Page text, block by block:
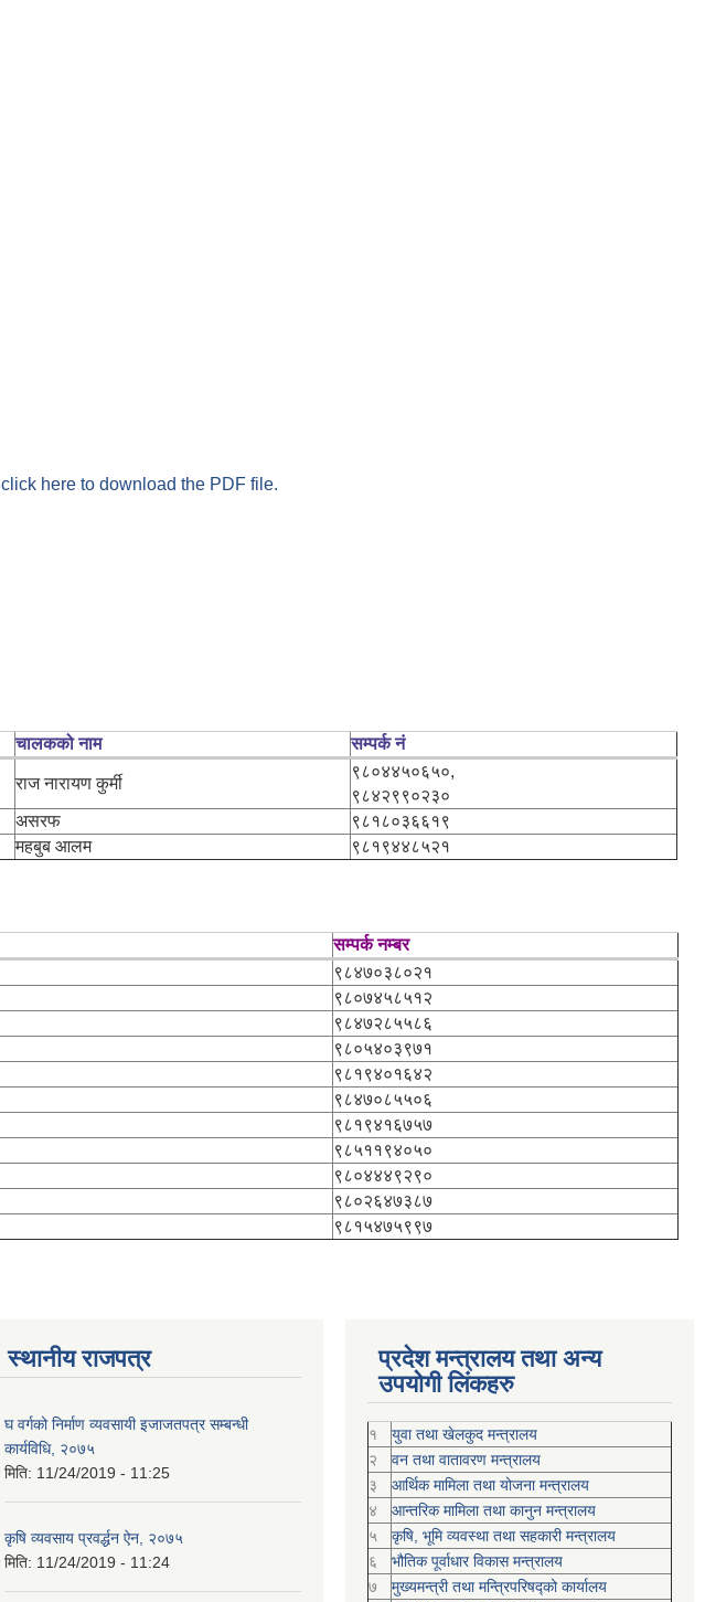
click here to download the PDF file.
चालकको नाम सम्पर्क नं
राज नारायण कुर्मी
९८०४४५०६५०,
९८४२९९०२३०
असरफ
९८१८०३६६१९
महबुब आलम ९८१९४४८५२१
सम्पर्क नम्बर
९८४७०३८०२१
९८०७४५८५१२
९८४७२८५५८६
९८०५४०३९७१
९८१९४०१६४२
९८४७०८५५०६
९८१९४१६७५७
९८५११९४०५०
९८०४४४९२९०
९८०२६४७३८७
९८१५४७५९९७
स्थानीय राजपत्र
घ वर्गको निर्माण व्यवसायी इजाजतपत्र सम्बन्धी
कार्यविधि, २०७५
मिति: 11/24/2019 - 11:25
कृषि व्यवसाय प्रवर्द्धन ऐन, २०७५
मिति: 11/24/2019 - 11:24
प्रदेश मन्त्रालय तथा अन्य
उपयोगी लिंकहरु
१
युवा तथा खेलकुद मन्त्रालय
२
वन तथा वातावरण मन्त्रालय
३
आर्थिक मामिला तथा योजना मन्त्रालय
४
आन्तरिक मामिला तथा कानुन मन्त्रालय
५
कृषि, भूमि व्यवस्था तथा सहकारी मन्त्रालय
६
भौतिक पूर्वाधार विकास मन्त्रालय
७
मुख्यमन्त्री तथा मन्त्रिपरिषद्को कार्यालय